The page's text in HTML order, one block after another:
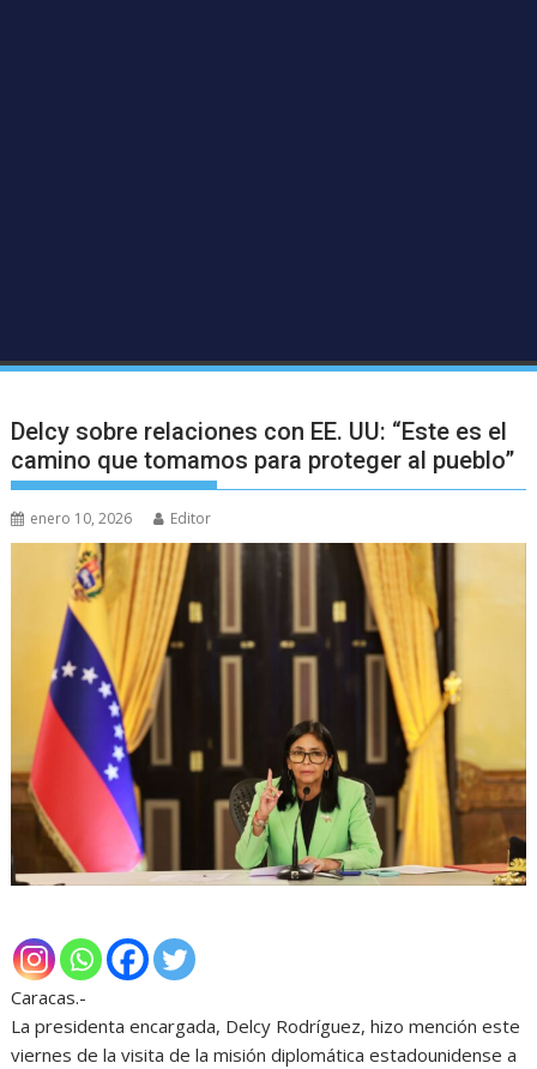
Delcy sobre relaciones con EE. UU: “Este es el
camino que tomamos para proteger al pueblo”
enero 10, 2026 Editor
Caracas.-
La presidenta encargada, Delcy Rodríguez, hizo mención este
viernes de la visita de la misión diplomática estadounidense a